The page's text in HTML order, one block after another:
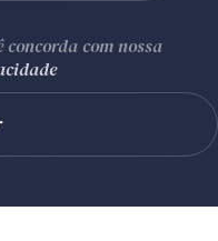
com nossa